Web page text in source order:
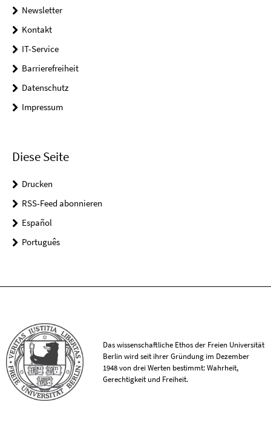
Newsletter
Kontakt
IT-Service
Barrierefreiheit
Datenschutz
Impressum
Diese Seite
Drucken
RSS-Feed abonnieren
Español
Português
Das wissenschaftliche Ethos der Freien Universität
Berlin wird seit ihrer Gründung im Dezember
1948 von drei Werten bestimmt: Wahrheit,
Gerechtigkeit und Freiheit.